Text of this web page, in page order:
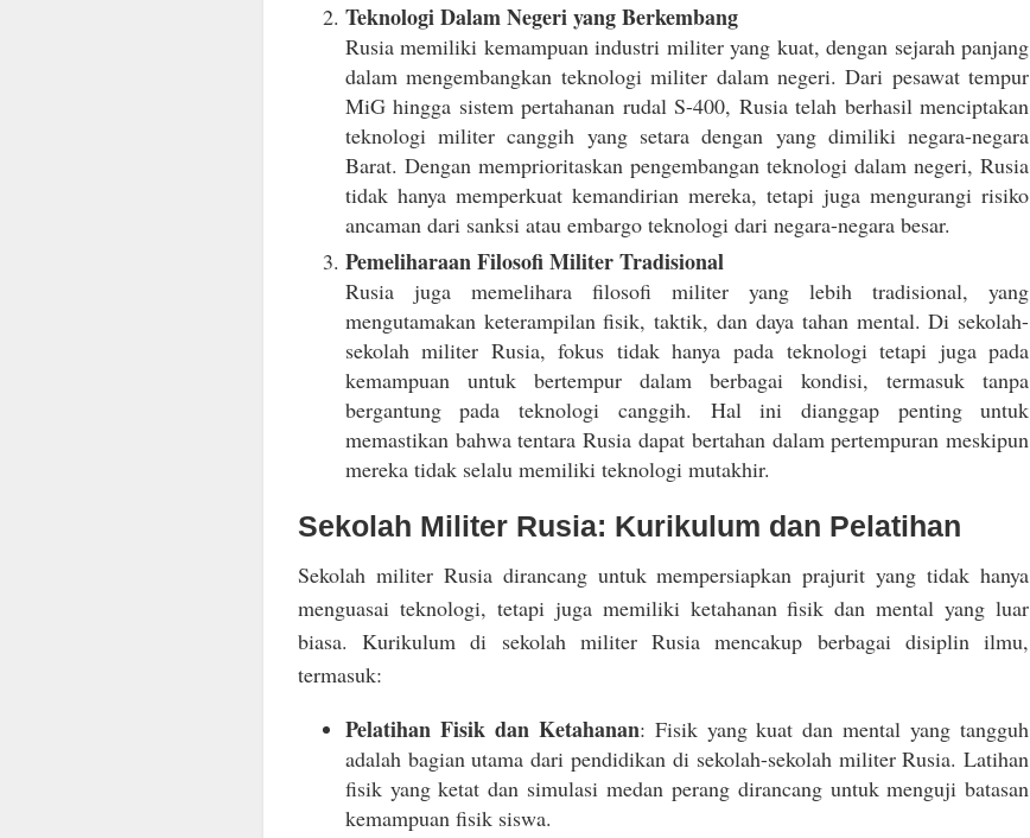
Teknologi Dalam Negeri yang Berkembang
Rusia memiliki kemampuan industri militer yang kuat, dengan sejarah panjang
dalam mengembangkan teknologi militer dalam negeri. Dari pesawat tempur
MiG hingga sistem pertahanan rudal S-400, Rusia telah berhasil menciptakan
teknologi militer canggih yang setara dengan yang dimiliki negara-negara
Barat. Dengan memprioritaskan pengembangan teknologi dalam negeri, Rusia
tidak hanya memperkuat kemandirian mereka, tetapi juga mengurangi risiko
ancaman dari sanksi atau embargo teknologi dari negara-negara besar.
Pemeliharaan Filosofi Militer Tradisional
Rusia juga memelihara filosofi militer yang lebih tradisional, yang
mengutamakan keterampilan fisik, taktik, dan daya tahan mental. Di sekolah-
sekolah militer Rusia, fokus tidak hanya pada teknologi tetapi juga pada
kemampuan untuk bertempur dalam berbagai kondisi, termasuk tanpa
bergantung pada teknologi canggih. Hal ini dianggap penting untuk
memastikan bahwa tentara Rusia dapat bertahan dalam pertempuran meskipun
mereka tidak selalu memiliki teknologi mutakhir.
Sekolah Militer Rusia: Kurikulum dan Pelatihan
Sekolah militer Rusia dirancang untuk mempersiapkan prajurit yang tidak hanya
menguasai teknologi, tetapi juga memiliki ketahanan fisik dan mental yang luar
biasa. Kurikulum di sekolah militer Rusia mencakup berbagai disiplin ilmu,
termasuk:
Pelatihan Fisik dan Ketahanan: Fisik yang kuat dan mental yang tangguh
adalah bagian utama dari pendidikan di sekolah-sekolah militer Rusia. Latihan
fisik yang ketat dan simulasi medan perang dirancang untuk menguji batasan
kemampuan fisik siswa.